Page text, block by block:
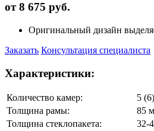
от 8 675 руб.
Оригинальный дизайн
Заказать Консультация специалиста
Характеристики:
Количество камер:
5 (6)
Толщина рамы:
85
Толщина стеклопакета:
32-